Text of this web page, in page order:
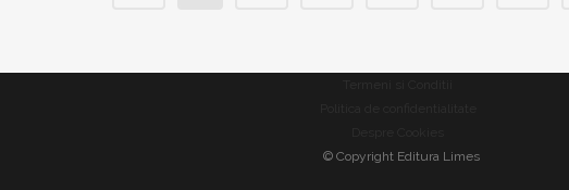
© Copyright Editura Limes